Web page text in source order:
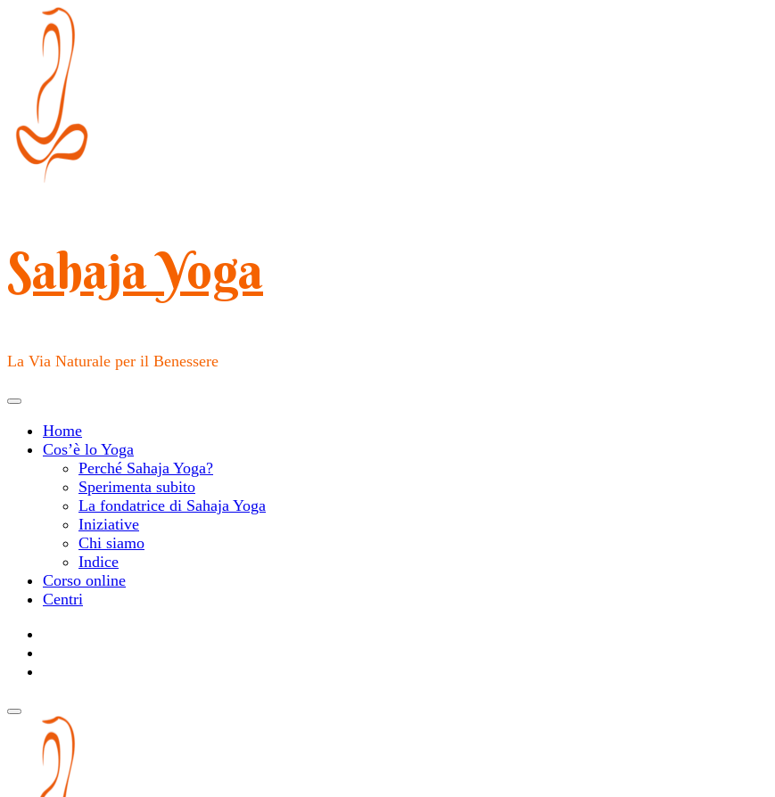
contenuto
Invio)
Sahaja Yoga
La Via Naturale per il Benessere
Home
Cos’è lo Yoga
Perché Sahaja Yoga?
Sperimenta subito
La fondatrice di Sahaja Yoga
Iniziative
Chi siamo
Indice
Corso online
Centri